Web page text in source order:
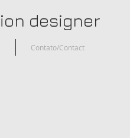
designer
Contato/Contact